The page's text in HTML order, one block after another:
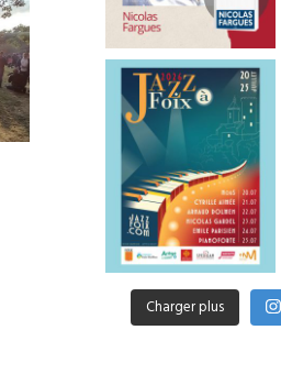
5e édition du Festival de
Toulouse
19 mai 2026
Charger plus